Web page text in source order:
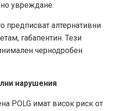
увреждане.
предписват алтернативни
габапентин. Тези
чернодробен
нарушения
POLG имат висок риск от